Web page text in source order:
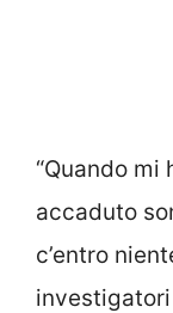
“Quando
accaduto
c’entro